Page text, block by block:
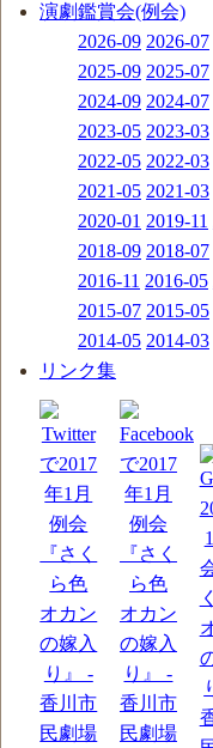
演劇鑑賞会(例会)
2026-09 2026-07
2025-09 2025-07
2024-09 2024-07
2023-05 2023-03
2022-05 2022-03
2021-05 2021-03
2020-01 2019-11
2018-09 2018-07
2016-11 2016-05
2015-07 2015-05
2014-05 2014-03
リンク集